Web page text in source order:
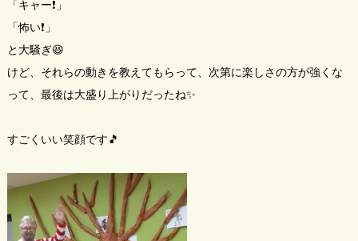
「キャー❗️」
「怖い❗️」
と大騒ぎ😆
けど、それらの動きを教えてもらって、次第に楽しさの方が強くな
って、最後は大盛り上がりだったね✨
すごくいい笑顔です🎵